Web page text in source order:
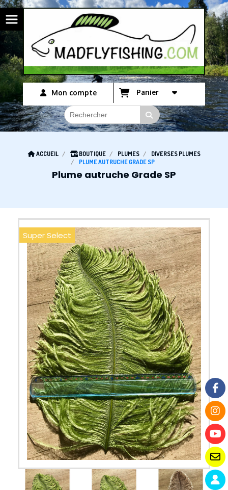
Mon compte Panier
ACCUEIL BOUTIQUE PLUMES
DIVERSES PLUMES
PLUME AUTRUCHE GRADE SP
Plume autruche Grade SP
Super Select
Panneau de gestion des cookies